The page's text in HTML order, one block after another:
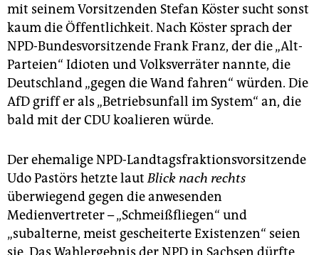
mit seinem Vorsitzenden Stefan Köster sucht sonst
kaum die Öffentlichkeit. Nach Köster sprach der
NPD-Bundesvorsitzende Frank Franz, der die „Alt-
Parteien“ Idioten und Volksverräter nannte, die
Deutschland „gegen die Wand fahren“ würden. Die
AfD griff er als „Betriebsunfall im System“ an, die
bald mit der CDU koalieren würde.
Der ehemalige NPD-Landtagsfraktionsvorsitzende
Udo Pastörs hetzte lautBlick nach rechts
überwiegend gegen die anwesenden
Medienvertreter – „Schmeißfliegen“ und
„subalterne, meist gescheiterte Existenzen“ seien